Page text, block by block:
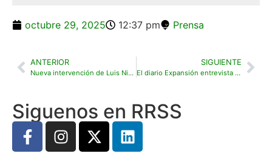
octubre 29, 2025 12:37 pm Prensa
ANTERIOR
Nueva intervención de Luis Nigorra en el programa La Ardilla del Golf
SIGUIENTE
El diario Expansión entrevista a Luis Nigorra
Siguenos en RRSS